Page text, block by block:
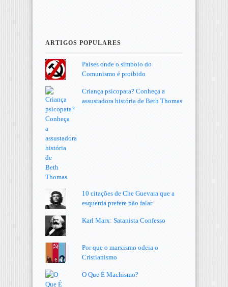
ARTIGOS POPULARES
Países onde o símbolo do
Comunismo é proibido
Criança psicopata? Conheça a
assustadora história de Beth Thomas
10 citações de Che Guevara que a
esquerda prefere não falar
Karl Marx: Satanista Confesso
Por que o marxismo odeia o
Cristianismo
O Que É Machismo?